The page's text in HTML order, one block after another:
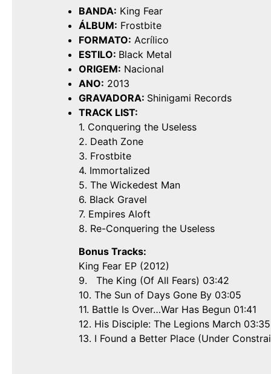
BANDA: King Fear
ÁLBUM: Frostbite
FORMATO: Acrílico
ESTILO: Black Metal
ORIGEM: Nacional
ANO: 2013
GRAVADORA: Shinigami Records
TRACK LIST:
1. Conquering the Useless
2. Death Zone
3. Frostbite
4. Immortalized
5. The Wickedest Man
6. Black Gravel
7. Empires Aloft
8. Re-Conquering the Useless
Bonus Tracks:
King Fear EP (2012)
9. The King (Of All Fears) 03:42
10. The Sun of Days Gone By 03:05
11. Battle Is Over…War Has Begun 01:41
12. His Disciple: The Legions March 03:35
13. I Found a Better Place (Under